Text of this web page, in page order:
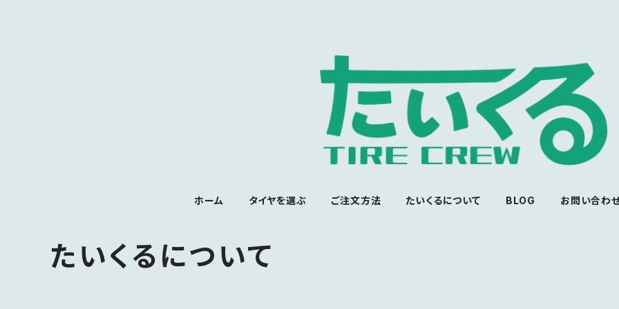
ホーム タイヤを選ぶ ご注文方法 たいくるについて BLOG お問い合わ
たいくるについて